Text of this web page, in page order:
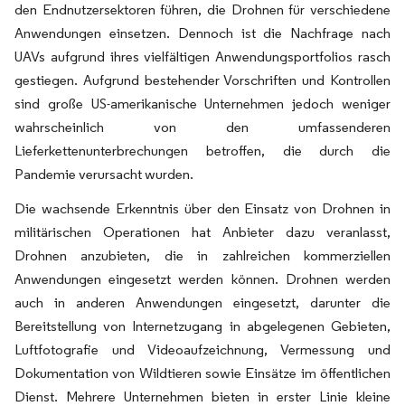
den Endnutzersektoren führen, die Drohnen für verschiedene
Anwendungen einsetzen. Dennoch ist die Nachfrage nach
UAVs aufgrund ihres vielfältigen Anwendungsportfolios rasch
gestiegen. Aufgrund bestehender Vorschriften und Kontrollen
sind große US-amerikanische Unternehmen jedoch weniger
wahrscheinlich von den umfassenderen
Lieferkettenunterbrechungen betroffen, die durch die
Pandemie verursacht wurden.
Die wachsende Erkenntnis über den Einsatz von Drohnen in
militärischen Operationen hat Anbieter dazu veranlasst,
Drohnen anzubieten, die in zahlreichen kommerziellen
Anwendungen eingesetzt werden können. Drohnen werden
auch in anderen Anwendungen eingesetzt, darunter die
Bereitstellung von Internetzugang in abgelegenen Gebieten,
Luftfotografie und Videoaufzeichnung, Vermessung und
Dokumentation von Wildtieren sowie Einsätze im öffentlichen
Dienst. Mehrere Unternehmen bieten in erster Linie kleine